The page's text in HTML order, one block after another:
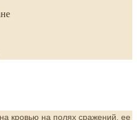
кровью на полях сражений, ее